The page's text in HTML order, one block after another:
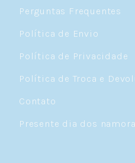
Perguntas Frequentes
Política de Envio
Política de Privacidade
Política de Troca e
Contato
Presente dia dos